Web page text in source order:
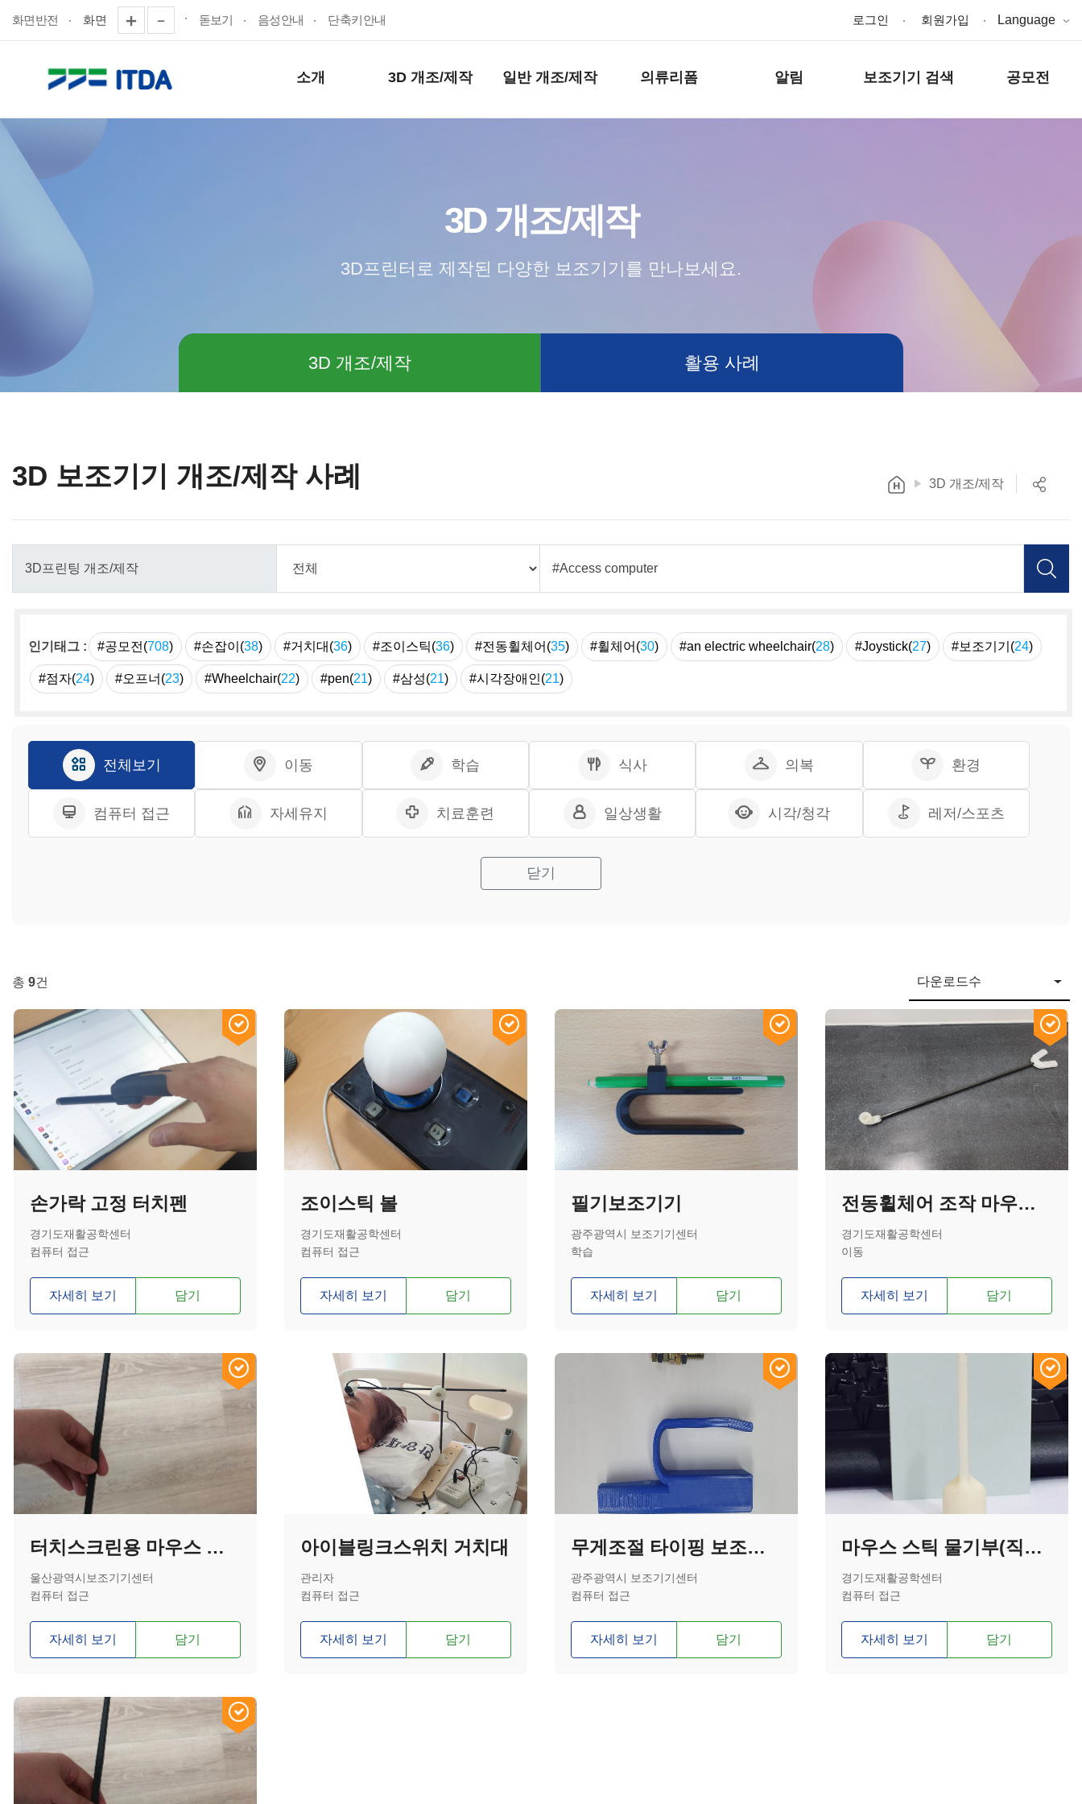
화면반전 화면 돋보기 음성안내 단축키안내 로그인 회원가입 Language
소개 3D 개조/제작 일반 개조/제작 의류리폼 알림 보조기기 검색 공모전
3D 개조/제작
3D프린터로 제작된 다양한 보조기기를 만나보세요.
3D 개조/제작 활용 사례
3D 보조기기 개조/제작 사례 3D 개조/제작
인기태그 : #공모전(708) #손잡이(38) #거치대(36) #조이스틱(36) #전동휠체어(35) #휠체어(30) #an electric wheelchair(28) #Joystick(27) #보조기기(24)
#점자(24) #오프너(23) #Wheelchair(22) #pen(21) #삼성(21) #시각장애인(21)
전체보기 이동 학습 식사 의복 환경
컴퓨터 접근 자세유지 치료훈련 일상생활 시각/청각 레저/스포츠
닫기
총 9건 다운로드수
손가락 고정 터치펜
경기도재활공학센터
컴퓨터 접근
자세히 보기 담기
조이스틱 볼
경기도재활공학센터
컴퓨터 접근
자세히 보기 담기
필기보조기기
광주광역시 보조기기센터
학습
자세히 보기 담기
전동휠체어 조작 마우스 스틱
경기도재활공학센터
이동
자세히 보기 담기
터치스크린용 마우스 스틱
울산광역시보조기기센터
컴퓨터 접근
자세히 보기 담기
아이블링크스위치 거치대
관리자
컴퓨터 접근
자세히 보기 담기
무게조절 타이핑 보조기기
광주광역시 보조기기센터
컴퓨터 접근
자세히 보기 담기
마우스 스틱 물기부(직선형)
경기도재활공학센터
컴퓨터 접근
자세히 보기 담기